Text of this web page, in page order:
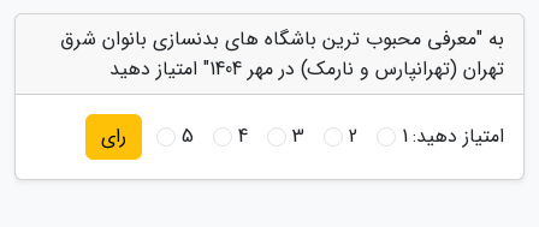
به "معرفی محبوب ترین باشگاه های بدنسازی بانوان شرق
تهران (تهرانپارس و نارمک) در مهر 1404" امتیاز دهید
امتیاز دهید:1
2
3
4
5 رای